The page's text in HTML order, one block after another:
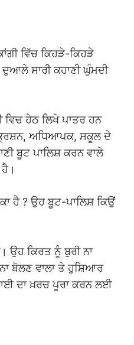
ਵਿੱਚ ਕਿਹੜੇ-ਕਿਹੜੇ
ਸਾਰੀ ਕਹਾਣੀ ਘੁੰਮਦੀ
ਵਿਚ ਹੇਠ ਲਿਖੇ ਪਾਤਰ ਹਨ
ਅਧਿਆਪਕ, ਸਕੂਲ ਦੇ
ਬੂਟ ਪਾਲਿਸ਼ ਕਰਨ ਵਾਲੇ
ਹੈ ? ਉਹ ਬੂਟ-ਪਾਲਿਸ਼ ਕਿਉਂ
ਉਹ ਕਿਰਤ ਨੂੰ ਬੁਰੀ ਨਾ
ਬੋਲਣ ਵਾਲਾ ਤੇ ਹੁਸ਼ਿਆਰ
ਦਾ ਖ਼ਰਚ ਪੂਰਾ ਕਰਨ ਲਈ